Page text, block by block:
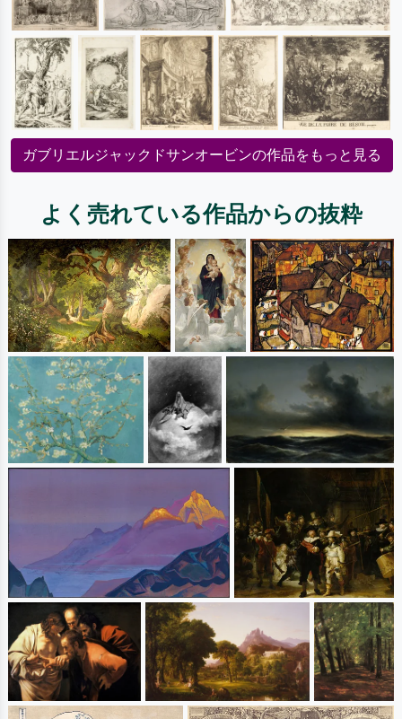
ガブリエルジャックドサンオービンの作品をもっと見る
よく売れている作品からの抜粋